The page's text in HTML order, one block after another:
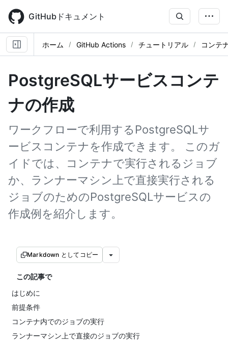
main
content
GitHubドキュメント
ホーム GitHub Actions チュートリアル コンテ
PostgreSQLサービスコンテ
ナの作成
ワークフローで利用するPostgreSQLサ
ービスコンテナを作成できます。 このガ
イドでは、コンテナで実行されるジョブ
か、ランナーマシン上で直接実行される
ジョブのためのPostgreSQLサービスの
作成例を紹介します。
Markdown としてコピー
この記事で
はじめに
前提条件
コンテナ内でのジョブの実行
ランナーマシン上で直接のジョブの実行